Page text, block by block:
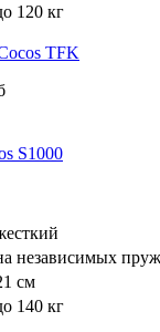
120 кг
TFK
независимых
см
140 кг